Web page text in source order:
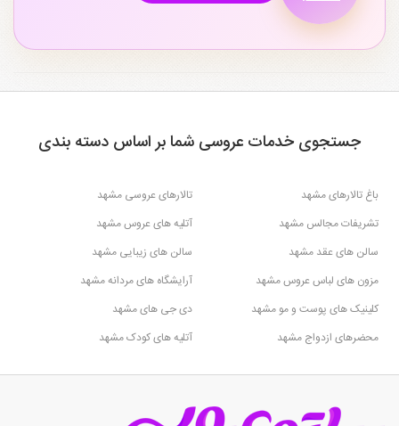
جستجوی خدمات عروسی شما بر اساس دسته بندی
باغ تالارهای مشهد
تالارهای عروسی مشهد
تشریفات مجالس مشهد
آتلیه های عروس مشهد
سالن های عقد مشهد
سالن های زیبایی مشهد
مزون های لباس عروس مشهد
آرایشگاه های مردانه مشهد
کلینیک های پوست و مو مشهد
دی جی های مشهد
محضرهای ازدواج مشهد
آتلیه های کودک مشهد